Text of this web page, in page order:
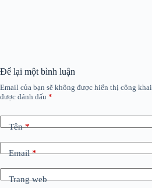
Để lại một bình luận
Email của bạn sẽ không được hiển thị công khai.
được đánh dấu *
Tên*
Email*
Trang web